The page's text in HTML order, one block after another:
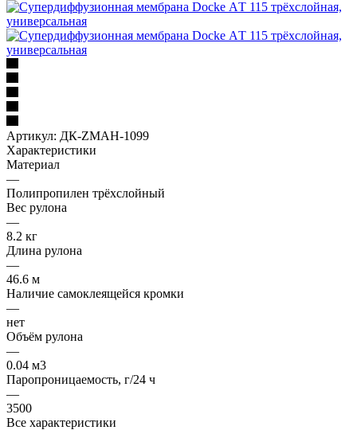
Артикул: ДК-ZMAH-1099
Характеристики
Материал
—
Полипропилен трёхслойный
Вес рулона
—
8.2 кг
Длина рулона
—
46.6 м
Наличие самоклеящейся кромки
—
нет
Объём рулона
—
0.04 м3
Паропроницаемость, г/24 ч
—
3500
Все характеристики